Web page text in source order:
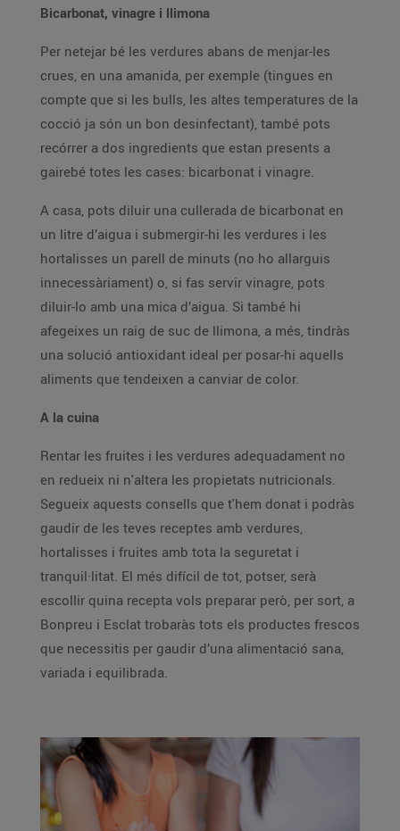
Bicarbonat, vinagre i llimona
Per netejar bé les verdures abans de menjar-les
crues, en una amanida, per exemple (tingues en
compte que si les bulls, les altes temperatures de la
cocció ja són un bon desinfectant), també pots
recórrer a dos ingredients que estan presents a
gairebé totes les cases: bicarbonat i vinagre.
A casa, pots diluir una cullerada de bicarbonat en
un litre d’aigua i submergir-hi les verdures i les
hortalisses un parell de minuts (no ho allarguis
innecessàriament) o, si fas servir vinagre, pots
diluir-lo amb una mica d’aigua. Si també hi
afegeixes un raig de suc de llimona, a més, tindràs
una solució antioxidant ideal per posar-hi aquells
aliments que tendeixen a canviar de color.
A la cuina
Rentar les fruites i les verdures adequadament no
en redueix ni n'altera les propietats nutricionals.
Segueix aquests consells que t'hem donat i podràs
gaudir de les teves receptes amb verdures,
hortalisses i fruites amb tota la seguretat i
tranquil·litat. El més difícil de tot, potser, serà
escollir quina recepta vols preparar però, per sort, a
Bonpreu i Esclat trobaràs tots els productes frescos
que necessitis per gaudir d’una alimentació sana,
variada i equilibrada.